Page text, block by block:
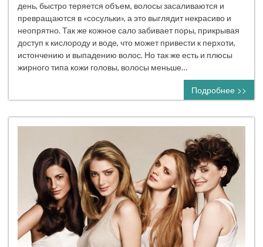
день, быстро теряется объем, волосы засаливаются и
превращаются в «сосульки», а это выглядит некрасиво и
неопрятно. Так же кожное сало забивает поры, прикрывая
доступ к кислороду и воде, что может привести к перхоти,
истончению и выпадению волос. Но так же есть и плюсы
жирного типа кожи головы, волосы меньше…
Подробнее >>